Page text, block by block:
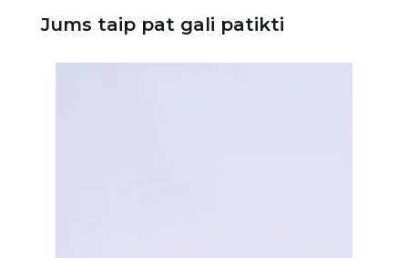
Jums taip pat gali patikti